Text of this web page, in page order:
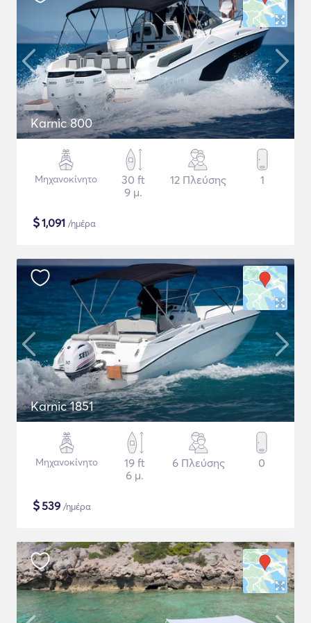
Karnic 800
Μηχανοκίνητο
30 ft
9 μ.
12 Πλεύσης 1
$1,091 /ημέρα
Karnic 1851
Μηχανοκίνητο
19 ft
6 μ.
6 Πλεύσης 0
$539 /ημέρα